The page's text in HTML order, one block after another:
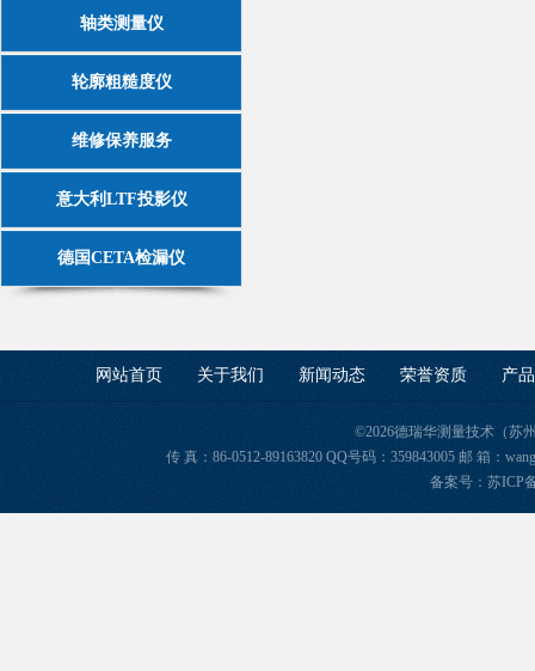
轴类测量仪
轮廓粗糙度仪
维修保养服务
意大利LTF投影仪
德国CETA检漏仪
网站首页 关于我们 新闻动态 荣誉资质 产
©2026德瑞华测量技术（苏
传 真：86-0512-89163820 QQ号码：359843005 邮 箱：
备案号：苏ICP